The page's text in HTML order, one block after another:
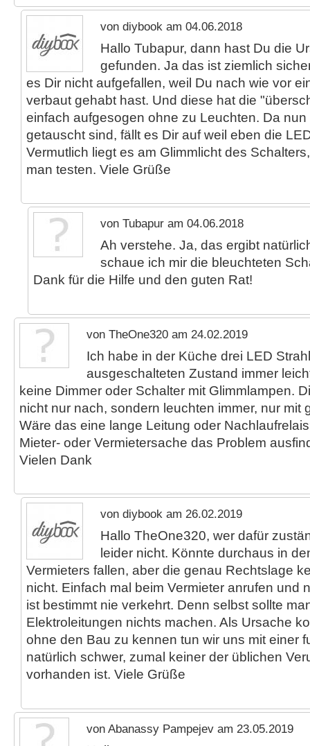
von diybook am 04.06.2018
Hallo Tubapur, dann hast Du die
gefunden. Ja das ist ziemlich
es Dir nicht aufgefallen, weil Du nach wie vor
verbaut gehabt hast. Und diese hat die
einfach aufgesogen ohne zu Leuchten. Da
getauscht sind, fällt es Dir auf weil eben die
Vermutlich liegt es am Glimmlicht des
man testen. Viele Grüße
von Tubapur am 04.06.2018
Ah verstehe. Ja, das ergibt
schaue ich mir die bleuchteten
Dank für die Hilfe und den guten Rat!
von TheOne320 am 24.02.2019
Ich habe in der Küche drei LED
ausgeschalteten Zustand immer
keine Dimmer oder Schalter mit Glimmlampen.
nicht nur nach, sondern leuchten immer, nur mit
Wäre das eine lange Leitung oder
Mieter- oder Vermietersache das Problem
Vielen Dank
von diybook am 26.02.2019
Hallo TheOne320, wer dafür
leider nicht. Könnte durchaus in
Vermieters fallen, aber die genau Rechtslage
nicht. Einfach mal beim Vermieter anrufen und
ist bestimmt nie verkehrt. Denn selbst sollte
Elektroleitungen nichts machen. Als Ursache
ohne den Bau zu kennen tun wir uns mit einer
natürlich schwer, zumal keiner der üblichen
vorhanden ist. Viele Grüße
von Abanassy Pampejev am 23.05.2019